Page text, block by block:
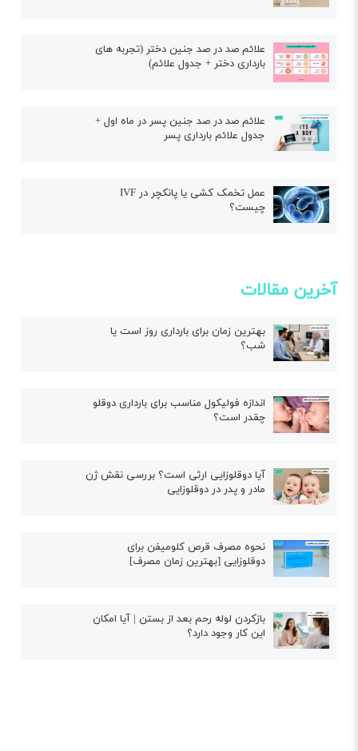
علائم صد در صد جنین دختر (تجربه های
بارداری دختر + جدول علائم)
علائم صد در صد جنین پسر در ماه اول +
جدول علائم بارداری پسر
عمل تخمک کشی یا پانکچر در IVF
چیست؟
آخرین مقالات
بهترین زمان برای بارداری روز است یا
شب؟
اندازه فولیکول مناسب برای بارداری دوقلو
چقدر است؟
آیا دوقلوزایی ارثی است؟ بررسی نقش ژن
مادر و پدر در دوقلوزایی
نحوه مصرف قرص کلومیفن برای
دوقلوزایی [بهترین زمان مصرف]
بازکردن لوله رحم بعد از بستن | آیا امکان
این کار وجود دارد؟